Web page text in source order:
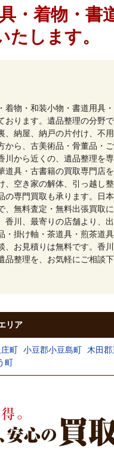
・着物・書
たします。
物・和装小物・書道用具・
ります。遺品整理の分野
、納屋、納戸の片付け、不
から、古美術品・骨董品・
川から近くの、遺品整理を
道具・古書籍の買取専門店
、空き家の解体、引っ越し
の専門買取も承ります。日
、無料査定・無料出張買取
川、最寄りの店舗より、
掛け軸・茶道具・煎茶道具
、お見積りは無料です。香
品整理を、お気軽にご相談
リア
町 小豆郡小豆島町 木田
町